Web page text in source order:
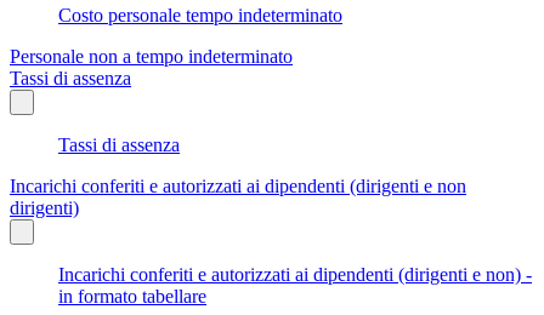
Costo personale tempo indeterminato
Personale non a tempo indeterminato
Tassi di assenza
Tassi di assenza
Incarichi conferiti e autorizzati ai dipendenti (dirigenti e non
dirigenti)
Incarichi conferiti e autorizzati ai dipendenti (dirigenti e non) -
in formato tabellare